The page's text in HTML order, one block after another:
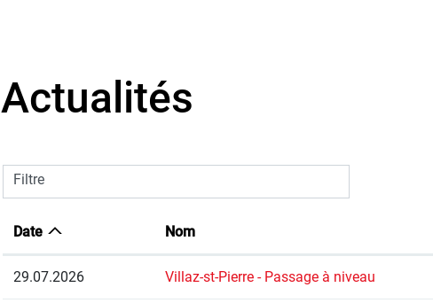
Actualités
Filtre
Date Nom
29.07.2026 Villaz-st-Pierre - Passage à niveau